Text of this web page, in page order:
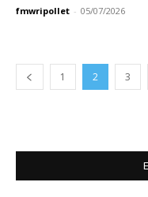
fmwripollet - 05/07/2026
1 2 3